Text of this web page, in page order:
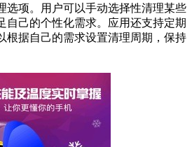
项。用户可以手动选择性清理某些
自己的个性化需求。应用还支持定期
根据自己的需求设置清理周期，保持